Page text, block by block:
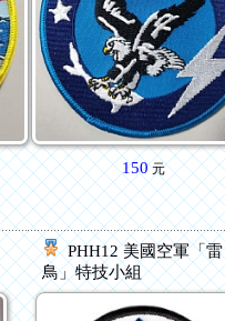
150元
PHH12 美國空軍「雷
鳥」特技小組